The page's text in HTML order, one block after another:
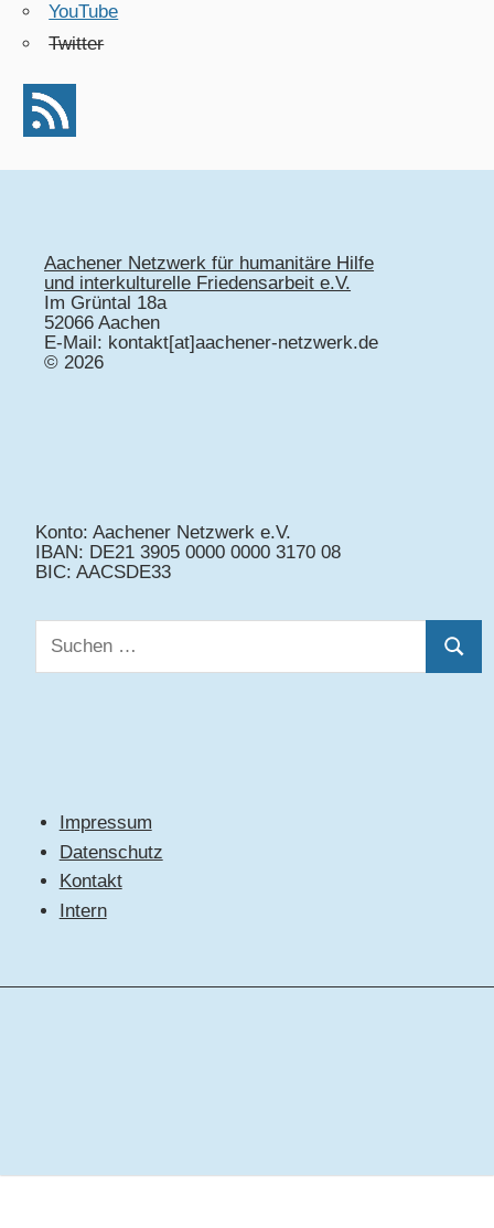
YouTube
Twitter
Aachener Netzwerk für humanitäre Hilfe
und interkulturelle Friedensarbeit e.V.
Im Grüntal 18a
52066 Aachen
E-Mail: kontakt[at]aachener-netzwerk.de
© 2026
Konto: Aachener Netzwerk e.V.
IBAN: DE21 3905 0000 0000 3170 08
BIC: AACSDE33
Suchen
nach:
Impressum
Datenschutz
Kontakt
Intern